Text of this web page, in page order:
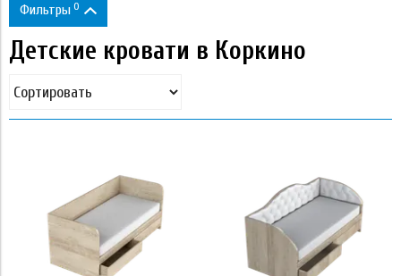
Фильтры 0
Цена
Применить
Размер
Детские кровати в Коркино